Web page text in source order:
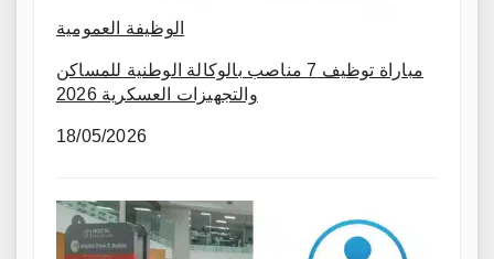
الوظيفة العمومية
مباراة توظيف 7 مناصب بالوكالة الوطنية للمساكن
والتجهيزات العسكرية 2026
18/05/2026